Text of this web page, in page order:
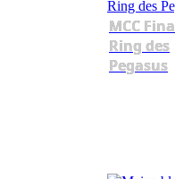
MCC
Ring des
Pegasus